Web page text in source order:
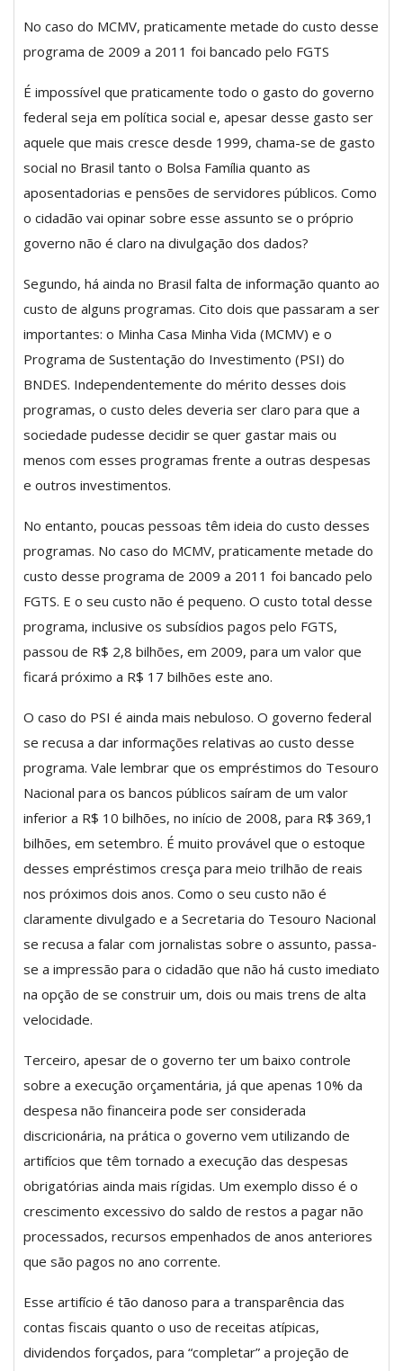
No caso do MCMV, praticamente metade do custo desse
programa de 2009 a 2011 foi bancado pelo FGTS
É impossível que praticamente todo o gasto do governo
federal seja em política social e, apesar desse gasto ser
aquele que mais cresce desde 1999, chama-se de gasto
social no Brasil tanto o Bolsa Família quanto as
aposentadorias e pensões de servidores públicos. Como
o cidadão vai opinar sobre esse assunto se o próprio
governo não é claro na divulgação dos dados?
Segundo, há ainda no Brasil falta de informação quanto ao
custo de alguns programas. Cito dois que passaram a ser
importantes: o Minha Casa Minha Vida (MCMV) e o
Programa de Sustentação do Investimento (PSI) do
BNDES. Independentemente do mérito desses dois
programas, o custo deles deveria ser claro para que a
sociedade pudesse decidir se quer gastar mais ou
menos com esses programas frente a outras despesas
e outros investimentos.
No entanto, poucas pessoas têm ideia do custo desses
programas. No caso do MCMV, praticamente metade do
custo desse programa de 2009 a 2011 foi bancado pelo
FGTS. E o seu custo não é pequeno. O custo total desse
programa, inclusive os subsídios pagos pelo FGTS,
passou de R$ 2,8 bilhões, em 2009, para um valor que
ficará próximo a R$ 17 bilhões este ano.
O caso do PSI é ainda mais nebuloso. O governo federal
se recusa a dar informações relativas ao custo desse
programa. Vale lembrar que os empréstimos do Tesouro
Nacional para os bancos públicos saíram de um valor
inferior a R$ 10 bilhões, no início de 2008, para R$ 369,1
bilhões, em setembro. É muito provável que o estoque
desses empréstimos cresça para meio trilhão de reais
nos próximos dois anos. Como o seu custo não é
claramente divulgado e a Secretaria do Tesouro Nacional
se recusa a falar com jornalistas sobre o assunto, passa-
se a impressão para o cidadão que não há custo imediato
na opção de se construir um, dois ou mais trens de alta
velocidade.
Terceiro, apesar de o governo ter um baixo controle
sobre a execução orçamentária, já que apenas 10% da
despesa não financeira pode ser considerada
discricionária, na prática o governo vem utilizando de
artifícios que têm tornado a execução das despesas
obrigatórias ainda mais rígidas. Um exemplo disso é o
crescimento excessivo do saldo de restos a pagar não
processados, recursos empenhados de anos anteriores
que são pagos no ano corrente.
Esse artifício é tão danoso para a transparência das
contas fiscais quanto o uso de receitas atípicas,
dividendos forçados, para “completar” a projeção de